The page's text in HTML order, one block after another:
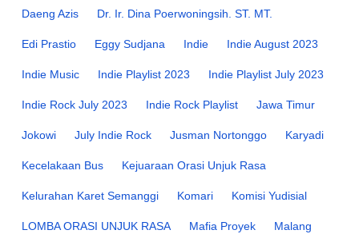
Daeng Azis Dr. Ir. Dina Poerwoningsih. ST. MT.
Edi Prastio Eggy Sudjana Indie Indie August 2023
Indie Music Indie Playlist 2023 Indie Playlist July 2023
Indie Rock July 2023 Indie Rock Playlist Jawa Timur
Jokowi July Indie Rock Jusman Nortonggo Karyadi
Kecelakaan Bus Kejuaraan Orasi Unjuk Rasa
Kelurahan Karet Semanggi Komari Komisi Yudisial
LOMBA ORASI UNJUK RASA Mafia Proyek Malang